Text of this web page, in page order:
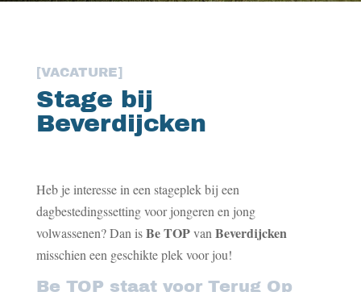
[VACATURE]
Stage bij
Beverdijcken
Heb je interesse in een stageplek bij een
dagbestedingssetting voor jongeren en jong
volwassenen? Dan isBe TOPvan Beverdijcken
misschien een geschikte plek voor jou!
Be TOP staat voor Terug Op